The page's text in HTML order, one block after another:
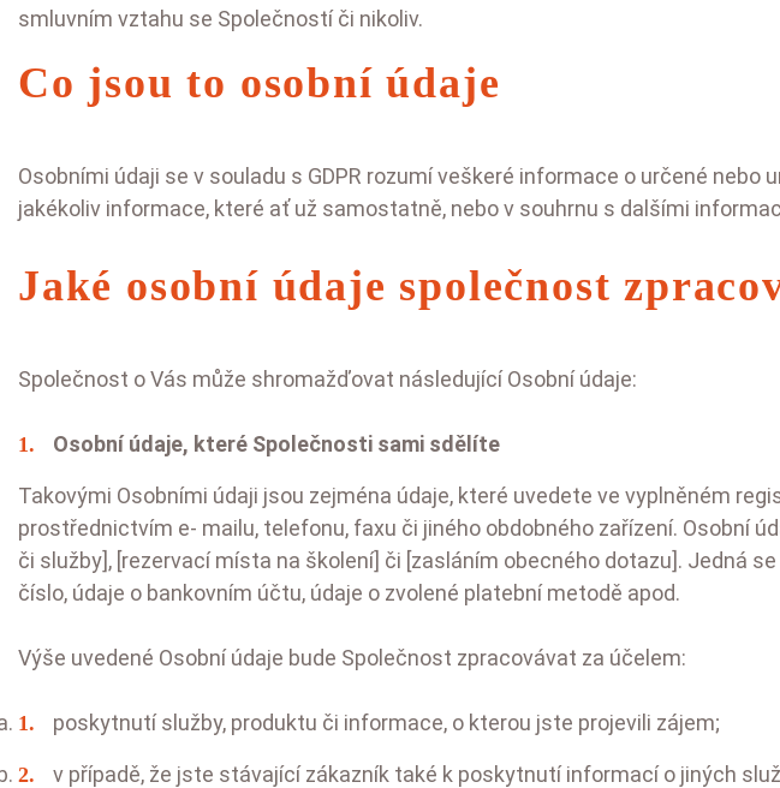
smluvním vztahu se Společností či nikoliv.
Co jsou to osobní údaje
Osobními údaji se v souladu s GDPR rozumí veškeré informace o určené
jakékoliv informace, které ať už samostatně, nebo v souhrnu s dalšími
Jaké osobní údaje společnost
Společnost o Vás může shromažďovat následující Osobní údaje:
Osobní údaje, které Společnosti sami sdělíte
Takovými Osobními údaji jsou zejména údaje, které uvedete ve vyplněném
prostřednictvím e- mailu, telefonu, faxu či jiného obdobného zařízení. Osobní
či služby], [rezervací místa na školení] či [zasláním obecného dotazu]. Jedná
číslo, údaje o bankovním účtu, údaje o zvolené platební metodě apod.
Výše uvedené Osobní údaje bude Společnost zpracovávat za účelem:
poskytnutí služby, produktu či informace, o kterou jste projevili zájem;
v případě, že jste stávající zákazník také k poskytnutí informací o jiných